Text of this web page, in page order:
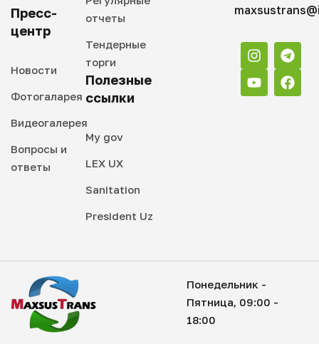
Пресс-
центр
Новости
Фотогаларея
Видеогалерея
Вопросы и
ответы
отчеты
Тендерные
торги
Полезные
ссылки
My gov
LEX UX
Sanitation
President Uz
Понедельник -
Пятница, 09:00 -
18:00